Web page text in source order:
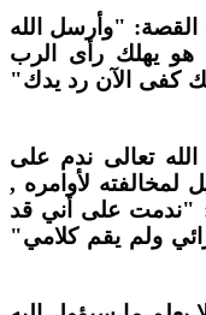
"وأرسل الله
هو يهلك رأى الرب
كفى الآن رد يدك"
تعالى ندم على
لأوامره ,
"ندمت على أني قد
ولم يقم كلامي"